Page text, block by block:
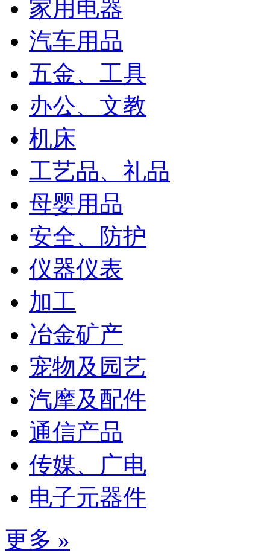
家用电器
汽车用品
五金、工具
办公、文教
机床
工艺品、礼品
母婴用品
安全、防护
仪器仪表
加工
冶金矿产
宠物及园艺
汽摩及配件
通信产品
传媒、广电
电子元器件
更多 »